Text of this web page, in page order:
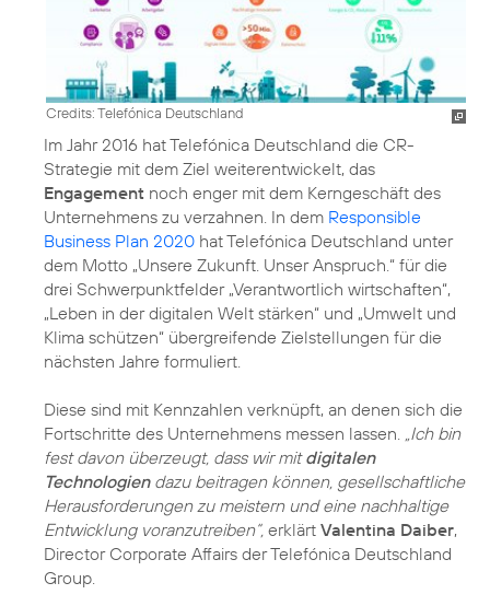
Credits: Telefónica Deutschland
Im Jahr 2016 hat Telefónica Deutschland die CR-
Strategie mit dem Ziel weiterentwickelt, das
Engagement noch enger mit dem Kerngeschäft des
Unternehmens zu verzahnen. In dem Responsible
Business Plan 2020 hat Telefónica Deutschland unter
dem Motto „Unsere Zukunft. Unser Anspruch.“ für die
drei Schwerpunktfelder „Verantwortlich wirtschaften“,
„Leben in der digitalen Welt stärken“ und „Umwelt und
Klima schützen“ übergreifende Zielstellungen für die
nächsten Jahre formuliert.
Diese sind mit Kennzahlen verknüpft, an denen sich die
Fortschritte des Unternehmens messen lassen. „Ich bin
fest davon überzeugt, dass wir mitdigitalen
Technologiendazu beitragen können, gesellschaftliche
Herausforderungen zu meistern und eine nachhaltige
Entwicklung voranzutreiben“, erklärt Valentina Daiber,
Director Corporate Affairs der Telefónica Deutschland
Group.